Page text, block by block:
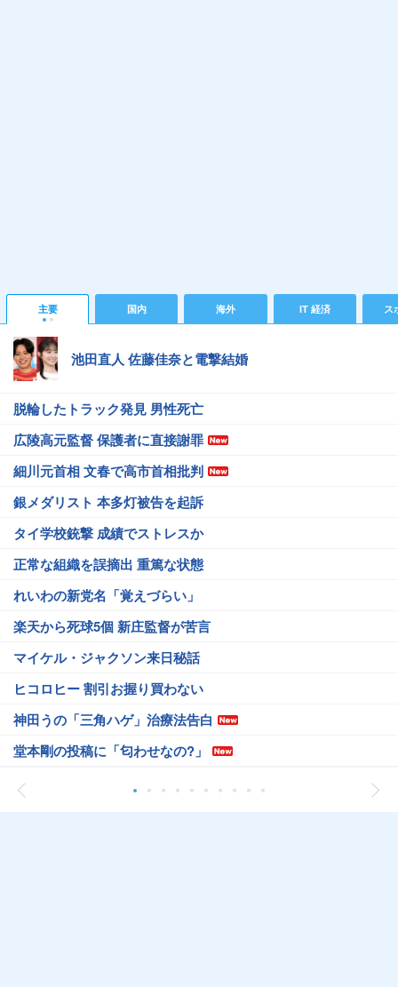
主要 国内 海外 IT 経済 ス
池田直人 佐藤佳奈と電撃結婚
脱輪したトラック発見 男性死亡
広陵高元監督 保護者に直接謝罪
細川元首相 文春で高市首相批判
銀メダリスト 本多灯被告を起訴
タイ学校銃撃 成績でストレスか
正常な組織を誤摘出 重篤な状態
れいわの新党名「覚えづらい」
楽天から死球5個 新庄監督が苦言
マイケル・ジャクソン来日秘話
ヒコロヒー 割引お握り買わない
神田うの「三角ハゲ」治療法告白
堂本剛の投稿に「匂わせなの?」